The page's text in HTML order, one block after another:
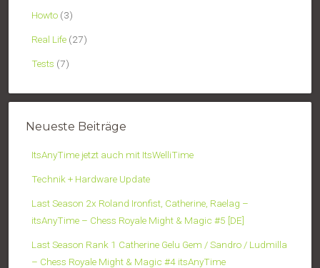
Howto (3)
Real Life (27)
Tests (7)
Neueste Beiträge
ItsAnyTime jetzt auch mit ItsWelliTime
Technik + Hardware Update
Last Season 2x Roland Ironfist, Catherine, Raelag –
itsAnyTime – Chess Royale Might & Magic #5 [DE]
Last Season Rank 1 Catherine Gelu Gem / Sandro / Ludmilla
– Chess Royale Might & Magic #4 itsAnyTime